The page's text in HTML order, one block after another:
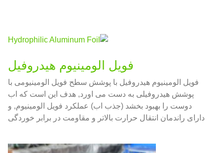
فویل الومینیوم هیدروفیل
فویل الومینیوم هیدروفیل با پوشش سطح فویل الومینیومی با
پوشش هیدروفیلی به دست می اورد, هدف این است که اب
دوست را بهبود بخشد (جذب اب) عملکرد فویل الومینیوم, و
دارای راندمان انتقال حرارت بالاتر و مقاومت در برابر خوردگی